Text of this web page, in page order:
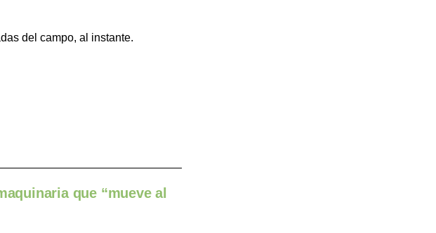
del campo, al instante.
que “mueve al